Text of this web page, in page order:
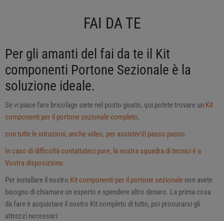
FAI DA TE
Per gli amanti del fai da te il Kit
componenti Portone Sezionale è la
soluzione ideale.
Se vi piace fare bricolage siete nel posto giusto, qui potete trovare un Kit
componenti per il portone sezionale completo,
con tutte le istruzioni, anche video, per assisterVi passo passo.
In caso di difficoltà contattateci pure, la nostra squadra di tecnici è a
Vostra disposizione.
Per installare il nostro Kit componenti per il portone sezionale non avete
bisogno di chiamare un esperto e spendere altro denaro. La prima cosa
da fare è acquistare il nostro Kit completo di tutto, poi procurarsi gli
attrezzi necessari: